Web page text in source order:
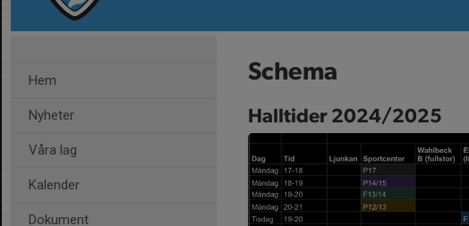
Hem
Nyheter
Våra lag
Kalender
Dokument
Schema
Halltider 2024/2025